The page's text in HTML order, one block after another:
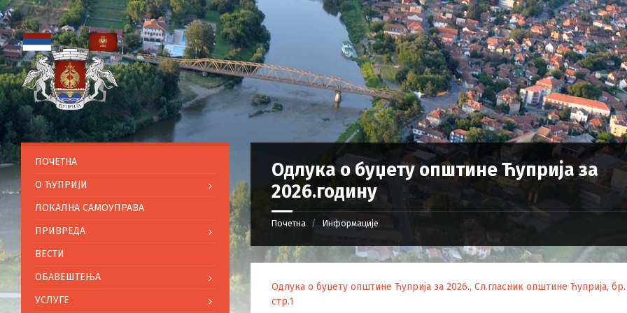
Одлука о буџету општине Ћуприја за
2026.годину
Почетна Информације
Одлука о буџету општине Ћуприја за 2026., Сл.гласник општине Ћуприја,
стр.1
ПОЧЕТНА
O ЋУПРИЈИ
ЛОКАЛНА САМОУПРАВА
ПРИВРЕДА
ВЕСТИ
ОБАВЕШТЕЊА
УСЛУГЕ